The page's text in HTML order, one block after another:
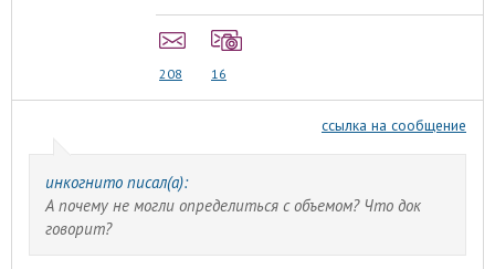
208 16
ссылка на сообщение
инкогнито писал(а):
А почему не могли определиться с объемом? Что док
говорит?